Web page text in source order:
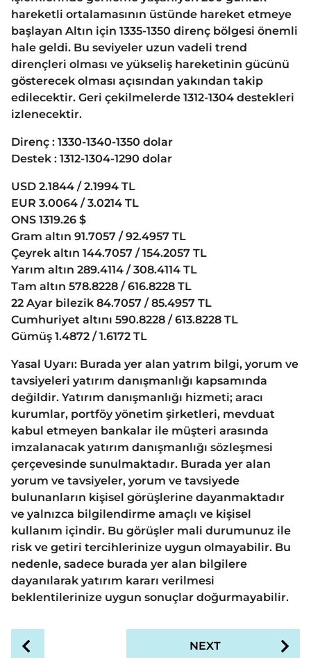
hareketli ortalamasının üstünde hareket etmeye
başlayan Altın için 1335-1350 direnç bölgesi önemli
hale geldi. Bu seviyeler uzun vadeli trend
dirençleri olması ve yükseliş hareketinin gücünü
gösterecek olması açısından yakından takip
edilecektir. Geri çekilmelerde 1312-1304 destekleri
izlenecektir.
Direnç : 1330-1340-1350 dolar
Destek : 1312-1304-1290 dolar
USD 2.1844 / 2.1994 TL
EUR 3.0064 / 3.0214 TL
ONS 1319.26 $
Gram altın 91.7057 / 92.4957 TL
Çeyrek altın 144.7057 / 154.2057 TL
Yarım altın 289.4114 / 308.4114 TL
Tam altın 578.8228 / 616.8228 TL
22 Ayar bilezik 84.7057 / 85.4957 TL
Cumhuriyet altını 590.8228 / 613.8228 TL
Gümüş 1.4872 / 1.6172 TL
Yasal Uyarı: Burada yer alan yatrım bilgi, yorum ve
tavsiyeleri yatırım danışmanlığı kapsamında
değildir. Yatırım danışmanlığı hizmeti; aracı
kurumlar, portföy yönetim şirketleri, mevduat
kabul etmeyen bankalar ile müşteri arasında
imzalanacak yatırım danışmanlığı sözleşmesi
çerçevesinde sunulmaktadır. Burada yer alan
yorum ve tavsiyeler, yorum ve tavsiyede
bulunanların kişisel görüşlerine dayanmaktadır
ve yalnızca bilgilendirme amaçlı ve kişisel
kullanım içindir. Bu görüşler mali durumunuz ile
risk ve getiri tercihlerinize uygun olmayabilir. Bu
nedenle, sadece burada yer alan bilgilere
dayanılarak yatırım kararı verilmesi
beklentilerinize uygun sonuçlar doğurmayabilir.
NEXT